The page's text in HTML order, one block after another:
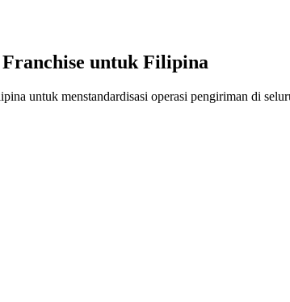
untuk Filipina
untuk menstandardisasi operasi pengiriman di